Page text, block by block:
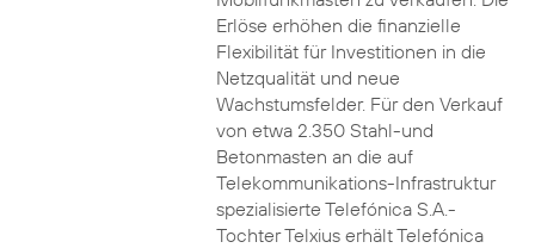
Erlöse erhöhen die finanzielle
Flexibilität für Investitionen in die
Netzqualität und neue
Wachstumsfelder. Für den Verkauf
von etwa 2.350 Stahl-und
Betonmasten an die auf
Telekommunikations-Infrastruktur
spezialisierte Telefónica S.A.-
Tochter Telxius erhält Telefónica